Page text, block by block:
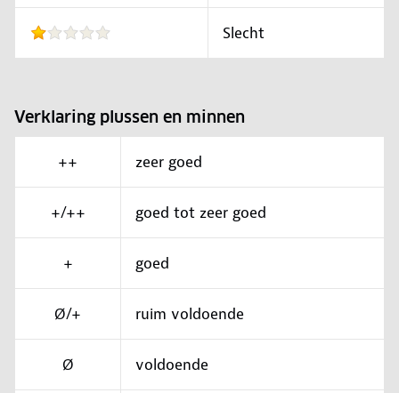
Slecht
Verklaring plussen en minnen
++ zeer goed
+/++ goed tot zeer goed
+ goed
Ø/+ ruim voldoende
Ø voldoende